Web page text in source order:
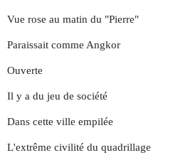
Vue rose au matin du "Pierre"
Paraissait comme Angkor
Ouverte
Il y a du jeu de société
Dans cette ville empilée
L'extrême civilité du quadrillage